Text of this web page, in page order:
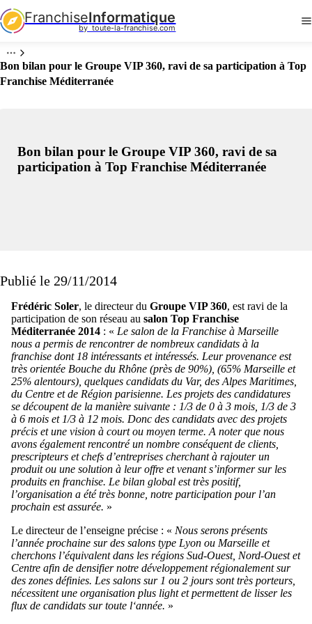
FranchiseInformatique
by  toute-la-franchise.com
Bon bilan pour le Groupe VIP 360, ravi de sa participation à Top
Franchise Méditerranée
Bon bilan pour le Groupe VIP 360, ravi de sa
participation à Top Franchise Méditerranée
Publié le 29/11/2014
Frédéric Soler, le directeur du Groupe VIP 360, est ravi de la
participation de son réseau au salon Top Franchise
Méditerranée 2014 : « Le salon de la Franchise à Marseille
nous a permis de rencontrer de nombreux candidats à la
franchise dont 18 intéressants et intéressés. Leur provenance est
très orientée Bouche du Rhône (près de 90%), (65% Marseille et
25% alentours), quelques candidats du Var, des Alpes Maritimes,
du Centre et de Région parisienne. Les projets des candidatures
se découpent de la manière suivante : 1/3 de 0 à 3 mois, 1/3 de 3
à 6 mois et 1/3 à 12 mois. Donc des candidats avec des projets
précis et une vision à court ou moyen terme. A noter que nous
avons également rencontré un nombre conséquent de clients,
prescripteurs et chefs d’entreprises cherchant à rajouter un
produit ou une solution à leur offre et venant s’informer sur les
produits en franchise. Le bilan global est très positif,
l’organisation a été très bonne, notre participation pour l’an
prochain est assurée. »
Le directeur de l’enseigne précise : « Nous serons présents
l’année prochaine sur des salons type Lyon ou Marseille et
cherchons l’équivalent dans les régions Sud-Ouest, Nord-Ouest et
Centre afin de densifier notre développement régionalement sur
des zones définies. Les salons sur 1 ou 2 jours sont très porteurs,
nécessitent une organisation plus light et permettent de lisser les
flux de candidats sur toute l‘année. »